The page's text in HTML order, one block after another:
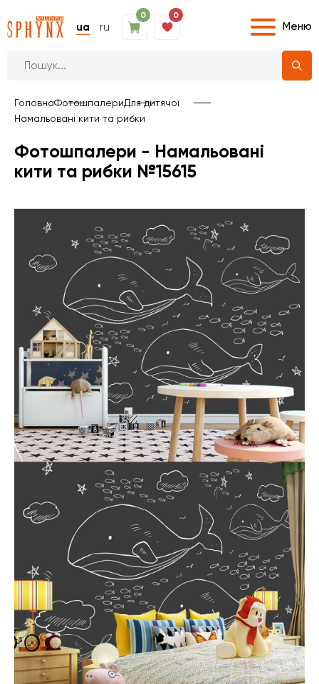
ua ru
0 0
Меню
ГоловнаФотошпалериДля дитячої
Намальовані кити та рибки
Фотошпалери - Намальовані
кити та рибки №15615